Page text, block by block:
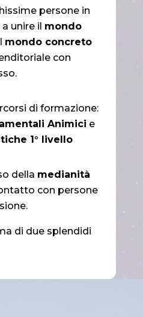
persone in
unire il mondo
mondo concreto
con
di formazione:
Animici e
1° livello
della medianità
con persone
di due splendidi